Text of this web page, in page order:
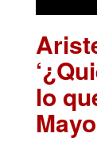
lo